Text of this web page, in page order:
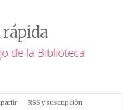
de la Biblioteca
RSS y suscripción